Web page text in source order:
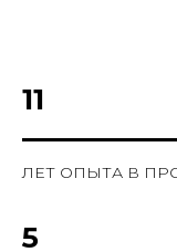
11
ЛЕТ ОПЫТА В
5